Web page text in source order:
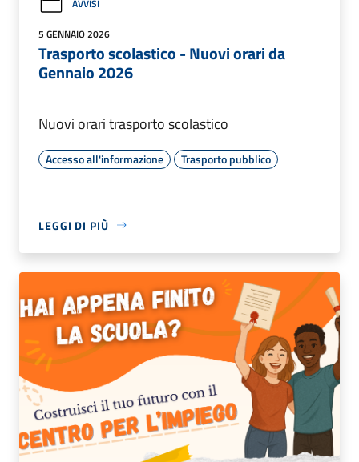
AVVISI
5 GENNAIO 2026
Trasporto scolastico - Nuovi orari da
Gennaio 2026
Nuovi orari trasporto scolastico
Accesso all'informazione Trasporto pubblico
LEGGI DI PIÙ